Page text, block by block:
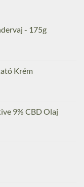
- 175g
Krém
9% CBD Olaj